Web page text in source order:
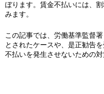
ぼります。賃金不払いには、
みます。
この記事では、労働基準監督
とされたケースや、是正勧告
不払いを発生させないための対